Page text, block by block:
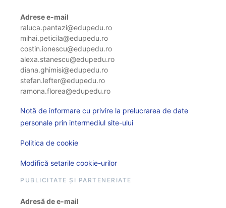
Adrese e-mail
raluca.pantazi@edupedu.ro
mihai.peticila@edupedu.ro
costin.ionescu@edupedu.ro
alexa.stanescu@edupedu.ro
diana.ghimisi@edupedu.ro
stefan.lefter@edupedu.ro
ramona.florea@edupedu.ro
Notă de informare cu privire la prelucrarea de date
personale prin intermediul site-ului
Politica de cookie
Modifică setarile cookie-urilor
PUBLICITATE ȘI PARTENERIATE
Adresă de e-mail